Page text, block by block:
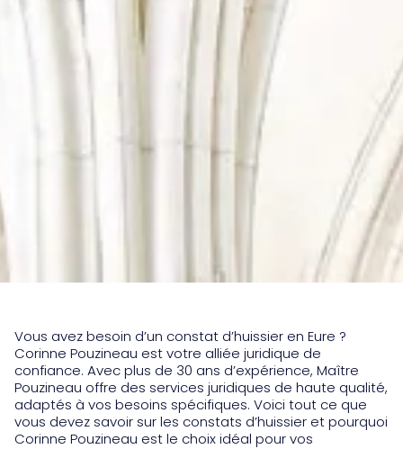
Vous avez besoin d’un constat d’huissier en Eure ?
Corinne Pouzineau est votre alliée juridique de
confiance. Avec plus de 30 ans d’expérience, Maître
Pouzineau offre des services juridiques de haute qualité,
adaptés à vos besoins spécifiques. Voici tout ce que
vous devez savoir sur les constats d’huissier et pourquoi
Corinne Pouzineau est le choix idéal pour vos